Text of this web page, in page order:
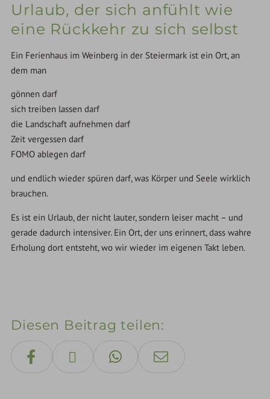
Urlaub, der sich anfühlt wie
eine Rückkehr zu sich selbst
Ein Ferienhaus im Weinberg in der Steiermark ist ein Ort, an
dem man
gönnen darf
sich treiben lassen darf
die Landschaft aufnehmen darf
Zeit vergessen darf
FOMO ablegen darf
und endlich wieder spüren darf, was Körper und Seele wirklich
brauchen.
Es ist ein Urlaub, der nicht lauter, sondern leiser macht – und
gerade dadurch intensiver. Ein Ort, der uns erinnert, dass wahre
Erholung dort entsteht, wo wir wieder im eigenen Takt leben.
Diesen Beitrag teilen